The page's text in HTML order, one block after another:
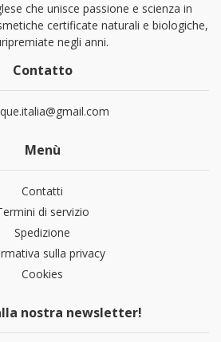
che unisce passione e scienza in
certificate naturali e biologiche,
negli anni.
Contatto
Menù
Contatti
di servizio
Spedizione
sulla privacy
Cookies
nostra newsletter!